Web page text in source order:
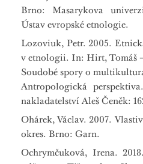
Brno: Masarykova
Ústav evropské etnologie.
Lozoviuk, Petr. 2005.
v etnologii. In: Hirt, Tomáš
Soudobé spory o
Antropologická
nakladatelství Aleš Čeněk:
Ohárek, Václav. 2007.
okres. Brno: Garn.
Ochrymčuková, Irena.